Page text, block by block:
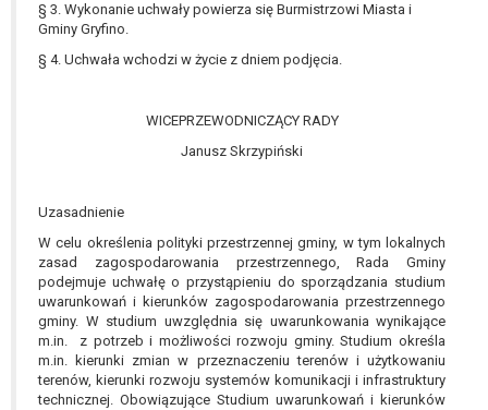
§ 3. Wykonanie uchwały powierza się Burmistrzowi Miasta i
Gminy Gryfino.
§ 4. Uchwała wchodzi w życie z dniem podjęcia.
WICEPRZEWODNICZĄCY RADY
Janusz Skrzypiński
Uzasadnienie
W celu określenia polityki przestrzennej gminy, w tym lokalnych
zasad zagospodarowania przestrzennego, Rada Gminy
podejmuje uchwałę o przystąpieniu do sporządzania studium
uwarunkowań i kierunków zagospodarowania przestrzennego
gminy. W studium uwzględnia się uwarunkowania wynikające
m.in. z potrzeb i możliwości rozwoju gminy. Studium określa
m.in. kierunki zmian w przeznaczeniu terenów i użytkowaniu
terenów, kierunki rozwoju systemów komunikacji i infrastruktury
technicznej. Obowiązujące Studium uwarunkowań i kierunków
Przysługuje Pani/Panu prawo wniesienia skargi do
organu nadzorczego na niezgodne z prawem
przetwarzanie Pani/Pana danych osobowych
Prezes Urzędu Ochrony Danych Osobowych.
W zależności od sfery, w której przetwarzane są
dobrowolne albo jest wymogiem ustawowym lub
Pani/Pana dane nie będą poddawane
zautomatyzowanemu podejmowaniu decyzji, w
tym również profilowaniu.